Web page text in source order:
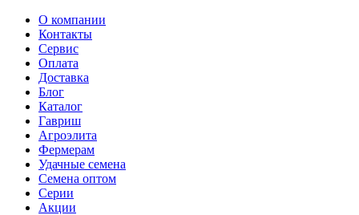
О компании
Контакты
Сервис
Оплата
Доставка
Блог
Каталог
Гавриш
Агроэлита
Фермерам
Удачные семена
Семена оптом
Серии
Акции